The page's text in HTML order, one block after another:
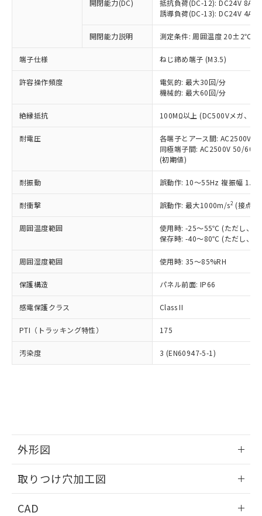
開閉能力(DC)
抵抗負荷(DC-12): DC24V 8A/
誘導負荷(DC-13): DC24V 4A/
開閉能力説明 測定条件: 周囲温度 20±2℃、
端子仕様 ねじ締め端子 (M3.5)
許容操作頻度
電気的: 最大30回/分
機械的: 最大60回/分
絶縁抵抗 100MΩ以上 (DC500Vメガ、点
耐電圧
各端子とアース間: AC2500V
同極端子間: AC2500V 50/
(初期値)
耐振動 誤動作: 10～55Hz 複振幅
耐衝撃 誤動作: 最大1000m/s2 (接点
周囲温度範囲
使用時: -25～55℃ (ただし、氷
保存時: -40～80℃ (ただし、氷
周囲湿度範囲 使用時: 35～85%RH
保護構造 パネル前面: IP66
感電保護クラス Class II
PTI（トラッキング特性） 175
汚染度 3 (EN60947-5-1)
外形図
取りつけ穴加工図
CAD
ことをご了承ください。
在庫状況および標準価格照会結果は、
記載している更新日時点での社内デー
タに基づき作成されるものであり、閲
覧された時点での実際の在庫および標
準価格とは異なる場合があることをご
正式な納期状況および標準価格はお客
様のお取引先、またはお客様担当のオ
ムロン制御機器販売店・当社販売員に
オムロン制御機器販売店や当社販売拠
販売ネットワーク
」をご確認
在庫状況および標準価格結果を当社の
事前の承諾なく第三者に漏洩または開
示しないようお願いします。
マイパーツ機能（部品リスト作成サー
ビス）をご利用いただくには、I-Web
メンバーズにご登録されている必要が
お客様が当ウェブサイト上で当社にご
登録された部品リストについて、当社
および当社の共同利用者が、当社の製
品・サービスに関するお客様との取
引・商談に必要な範囲で利用すること
をご了承ください。
※当社の共同利用者とは、"個人情報
の「1.共同利
用者の範囲」に記載されている法人を
むを得ず変更することがあります。
*EU RoHS指令（10物質）：
鉛(Pb) 1000ppm以下、 水銀(Hg) 1000ppm以下、 カド
ミウム(Cd) 100ppm以下、
六価クロム(Cr(Ⅵ)) 1000ppm以下、ポリ臭化ビフェニル
類(PBB) 1000ppm以下、ポリ臭化ジフェニルエーテル類
(PBDE) 1000ppm以下、フタル酸ビス(2-エチルヘキシ
ル) (DEHP)(別名：DOP) 1000ppm以下、フタル酸ブチ
(DIBP) 1000ppm以下
但し、RoHS指令で産業用監視および制御機器に対する
フタル酸エステル類の４物質については閾値を超える意
図的な使用がないことを確認しています。
部品在庫の切り替え状況などにより、予定
月が前後することがあります。
※3 非含有証明書ダウンロード
下記の非含有証明書をダウンロードするこ
とができます。
EU RoHS指令（10物質）の非含有証明書
51物質の非含有証明書（当社基準）
※本証明書は発行日時点で非含有を証明す
欄に対応日を記載しておりました。
既に当社にて対応品への在庫切替を完了
り、2022年1月12日より割愛しておりま
す。
「－」：未確認です。当社販売部門へお問
*中国RoHS10物質の基準値 (GB/T26572)：
Pb(鉛) :1000ppm、 Hg(水銀) : 1000ppm、 Cd(カドミウ
ニル類) : 1000ppm、 PBDEs(ポリ臭化ジフェニルエーテ
DBP(フタル酸ジブチル) : 1000ppm、 DIBP(フタル酸ジ
イソブチル) : 1000ppm、 BBP(フタル酸ブチルベンジ
ル) : 1000ppm、
DEHP(フタル酸ビス(2-エチルヘキシル)) : 1000ppm
「ｅ」：有害物質（10物質）のすべてが基
準値以下であることを示します。
「10」：通常の使用状況下において有害物
質が外部に漏えいし、環境に深刻な影響を
及ぼさない年数を意味します。
「－」：未確認です。当社販売部門へお問
い合わせください。
当社は、これら貴社製品のうち、外国
為替および外国貿易法に定める商品
（以下｢規制貨物等」という）を輸出
または国外への提供する場合は、日本
国政府の輸出許可(または役務取引許
可)を取得するなどの必要な手続きを
当社は規制貨物を破棄する場合は、完
全に破砕するなど、違法に輸出されな
いよう必要な手段を講じます。
当社は貴社製品を、核兵器、ミサイ
ル、化学兵器、生物兵器またはその他
武器並びにこれらの製造装置等に一切
当社は、貴社製品を第三者に販売する
場合は、上記1、2および3の内容を当
該第三者に通知します。また当社は、
販売先および販売に係わる関係者が違
法に輸出するおそれがある場合は、取
り引きをいたしません。
○ 一定数以上の在庫あり
一定数には満たないが在庫あり
在庫なし(最新の在庫状況につ
いては、お客様のお取引先、ま
たはお客様担当のオムロン制御
機器販売店・当社販売員にご確
白
受注生産機種、また在庫状況の
情報を公開していない機種